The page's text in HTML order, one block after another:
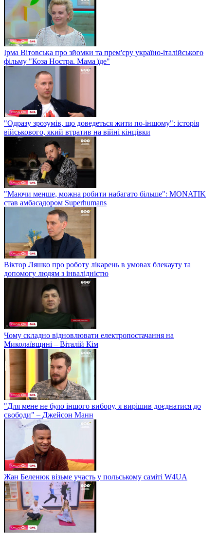
Ірма Вітовська про зйомки та прем'єру україно-італійського
фільму "Коза Ностра. Мама їде"
"Одразу зрозумів, що доведеться жити по-іншому": історія
військового, який втратив на війні кінцівки
"Маючи менше, можна робити набагато більше": MONATIK
став амбасадором Superhumans
Віктор Ляшко про роботу лікарень в умовах блекауту та
допомогу людям з інвалідністю
Чому складно відновлювати електропостачання на
Миколаївщині – Віталій Кім
"Для мене не було іншого вибору, я вирішив доєднатися до
свободи" – Джейсон Манн
Жан Беленюк візьме участь у польському саміті W4UA